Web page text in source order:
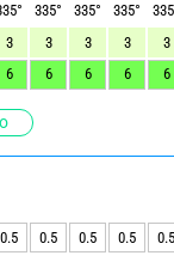
° 335° 335° 335°
335
3 3 3 3
3
6 6 6 6 6
0.5 0.5 0.5 0.5 0.5